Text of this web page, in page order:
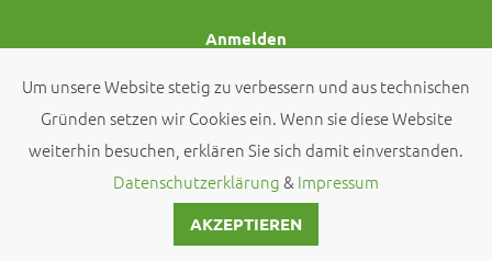
Anmelden
Folgt uns auch auf Social Media!
© 2026 byHundehilfe Mariechen e.V.
Um unsere Website stetig zu verbessern und aus technischen
Gründen setzen wir Cookies ein. Wenn sie diese Website
weiterhin besuchen, erklären Sie sich damit einverstanden.
Datenschutzerklärung& Impressum
AKZEPTIEREN